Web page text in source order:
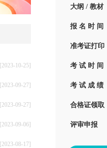
[2023-10-25]
[2023-09-27]
[2023-09-27]
[2023-09-06]
[2023-08-17]
大纲 / 教材
报 名 时 间
准考证打印
考 试 时 间
考 试 成 绩
合格证领取
评审申报